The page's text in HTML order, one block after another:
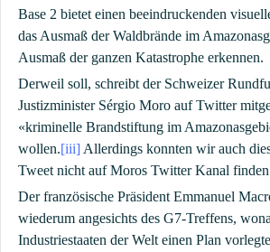
Base 2 bietet einen beeindruckenden
das Ausmaß der Waldbrände im
Ausmaß der ganzen Katastrophe erkennen.
Derweil soll, schreibt der Schweizer
Justizminister Sérgio Moro auf Twitter
«kriminelle Brandstiftung im
wollen.[iii]Allerdings konnten wir auch
Tweet nicht auf Moros Twitter Kanal
Der französische Präsident Emmanuel
wiederum angesichts des G7-Treffens,
Industriestaaten der Welt einen Plan